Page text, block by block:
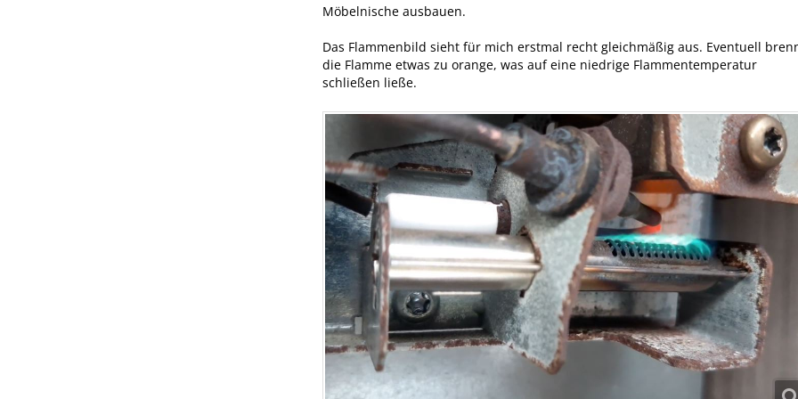
Möbelnische ausbauen.
Das Flammenbild sieht für mich erstmal recht gleichmäßig aus. Eventuell
die Flamme etwas zu orange, was auf eine niedrige Flammentemperatur
schließen ließe.